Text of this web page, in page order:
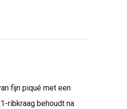
fijn piqué met een
ribkraag behoudt na